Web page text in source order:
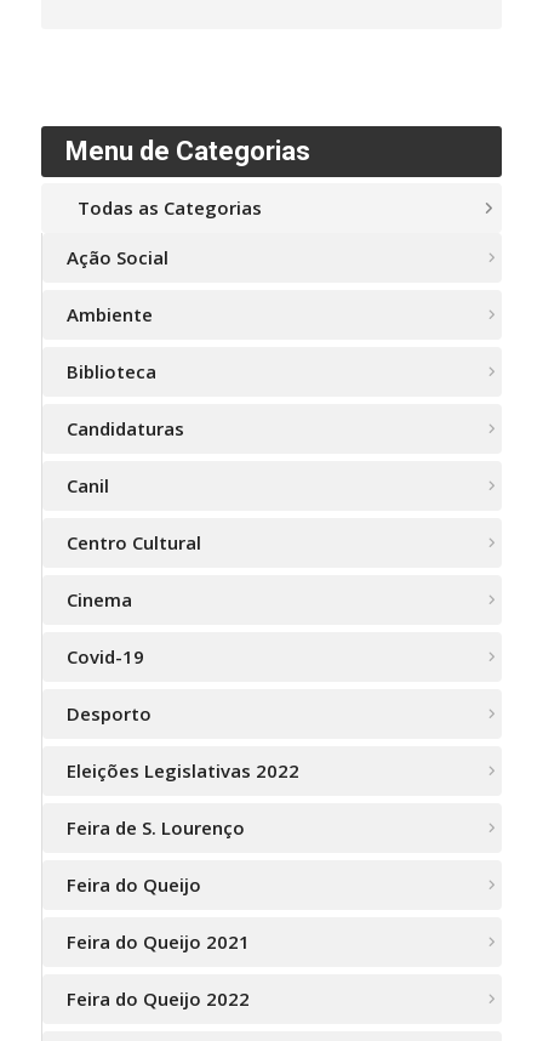
Menu de Categorias
Todas as Categorias
Ação Social
Ambiente
Biblioteca
Candidaturas
Canil
Centro Cultural
Cinema
Covid-19
Desporto
Eleições Legislativas 2022
Feira de S. Lourenço
Feira do Queijo
Feira do Queijo 2021
Feira do Queijo 2022